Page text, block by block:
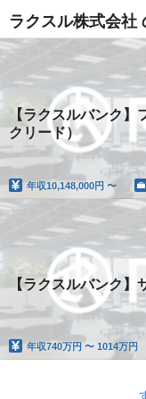
ラクスル株式会社
【ラクスルバンク
クリード）
年収10,148,000円 〜
【ラクスルバンク
年収740万円 〜 1014万円